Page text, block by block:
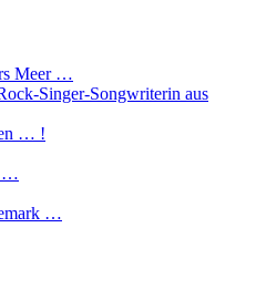
Meer …
Singer-Songwriterin aus
… !
…
…